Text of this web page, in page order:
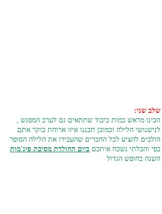
שלב שני:
הכינו מראש כמות כיבוד שתתאים גם לערב המפגש ,
לנישנושי הלילה וכמובן תכננו איזו ארוחת בוקר אתם
הולכים להציע לכל החברים שהעבירו את הלילה הסופר
כפי והבלתי נשכח איתכם ביום ההולדת מסיבת פיג'מות
השנה בחופש הגדול